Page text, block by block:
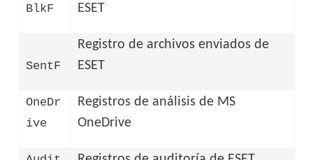
BlkF
ESET
SentF
Registro de archivos enviados de
ESET
OneDr
ive
Registros de análisis de MS
OneDrive